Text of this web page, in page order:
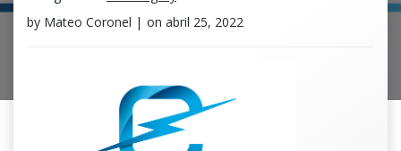
by Mateo Coronel | on abril 25, 2022